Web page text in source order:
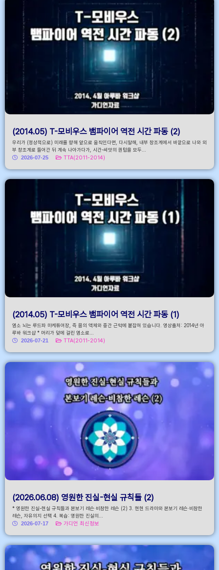
(2014.05) T-모비우스 뱀파이어 역전 시간 파동 (2)
우리가 (정상적으로) 미래를 향해 앞으로 움직인다면, 다시말해, 내부 창조계에서 바깥으로 나와 외
부 창조계로 들어간 뒤 계속 나아가다가, 시간-씨앗의 퀀텀을 모두...
2026-07-25
TTA(2011-2014)
(2014.05) T-모비우스 뱀파이어 역전 시간 파동 (1)
염소 뇌는 루드파 마케튜어장, 즉 몸의 액체와 중간 근막에 붙잡혀 있습니다. 영상출처: 2014년 아
루바 워크샵 * 머리가 덫에 걸린 염소로...
2026-07-21
TTA(2011-2014)
(2026.06.08) 영원한 진실-현실 규칙들 (2)
* 영원한 진실-현실 규칙들과 본보기 레슨·비참한 레슨 (2) 3. 현현 드라마와 본보기 레슨·비참한
레슨, 자유의지 선택 4. 복습: 영원한 진실의...
2026-07-17
가디언 최신정보